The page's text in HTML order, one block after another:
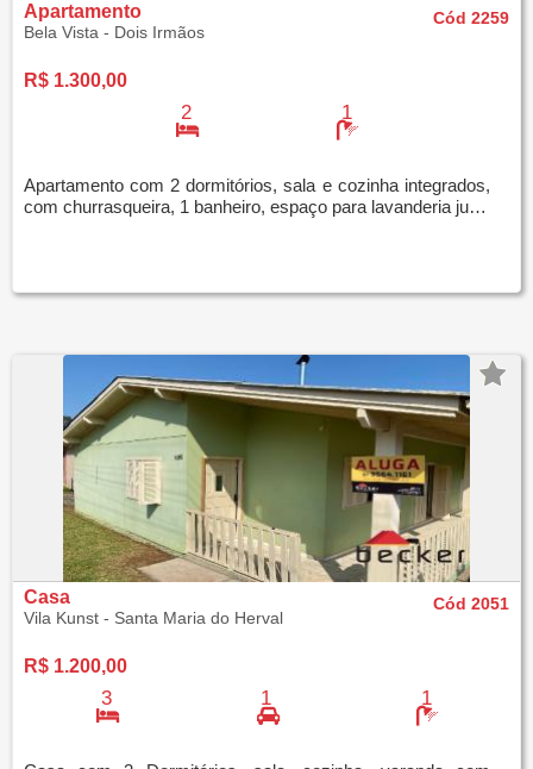
Apartamento
Bela Vista - Dois Irmãos
Cód 2259
R$ 1.300,00
2 1
Apartamento com 2 dormitórios, sala e cozinha integrados,
com churrasqueira, 1 banheiro, espaço para lavanderia junto com a cozinha, sem vaga de gar
Casa
Vila Kunst - Santa Maria do Herval
Cód 2051
R$ 1.200,00
3 1 1